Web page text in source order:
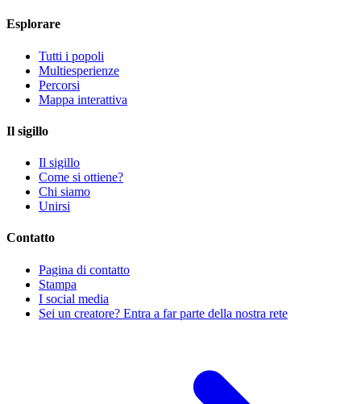
Esplorare
Tutti i popoli
Multiesperienze
Percorsi
Mappa interattiva
Il sigillo
Il sigillo
Come si ottiene?
Chi siamo
Unirsi
Contatto
Pagina di contatto
Stampa
I social media
Sei un creatore? Entra a far parte della nostra rete